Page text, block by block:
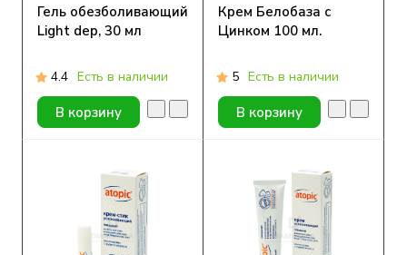
Гель обезболивающий
Light dep, 30 мл
4.4 Есть в наличии
В корзину
Крем Белобаза с
Цинком 100 мл.
5 Есть в наличии
В корзину